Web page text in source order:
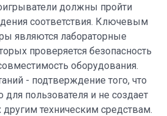
должны пройти
соответствия. Ключевым
являются лабораторные
проверяется безопасность
оборудования.
- подтверждение того, что
для пользователя и не создает
техническим средствам.